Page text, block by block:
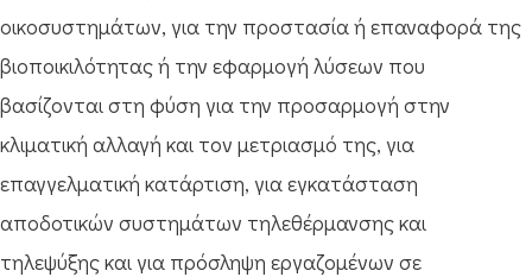
οικοσυστημάτων, για την προστασία ή επαναφορά της
βιοποικιλότητας ή την εφαρμογή λύσεων που
βασίζονται στη φύση για την προσαρμογή στην
κλιματική αλλαγή και τον μετριασμό της, για
επαγγελματική κατάρτιση, για εγκατάσταση
αποδοτικών συστημάτων τηλεθέρμανσης και
τηλεψύξης και για πρόσληψη εργαζομένων σε